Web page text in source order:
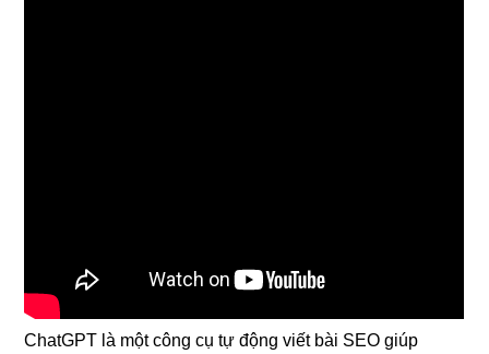
ChatGPT là một công cụ tự động viết bài SEO giúp